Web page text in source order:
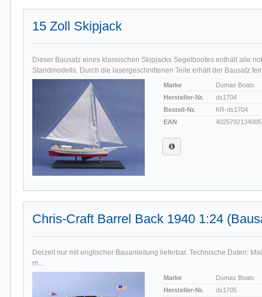
15 Zoll Skipjack
Dieser Bausatz eines klassischen Skipjacks Segelbootes enthält alle
Standmodells. Durch die lasergeschnittenen Teile erhält der Bausatz
Marke
Dumas Boats
Hersteller-Nr.
ds1704
Bestell-Nr.
KR-ds1704
EAN
4025792134005
Chris-Craft Barrel Back 1940 1:24
Derzeit nur mit englischer Bauanleitung lieferbar. Technische Daten:
m...
Marke
Dumas Boats
Hersteller-Nr.
ds1705